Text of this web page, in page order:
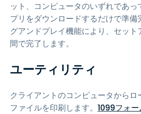
ット、コンピュータのいずれであ
プリをダウンロードするだけで準備
グアンドプレイ機能により、セッ
間で完了します。
ユーティリティ
クライアントのコンピュータから
ファイルを印刷します。 1099フォ